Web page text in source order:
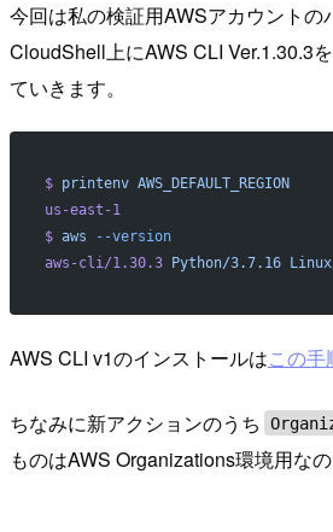
今回は私の検証用AWSアカウントの
CloudShell上にAWS CLI Ver.1.30.3
ていきます。
$ printenv AWS_DEFAULT_REGION
us-east-1
$ aws --version
aws-cli/1.30.3 Python/3.7.16 Linux/
AWS CLI v1のインストールはこの手
ちなみに新アクションのうち
ものはAWS Organizations環境用なの